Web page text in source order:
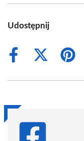
Udostępnij
Share
Share
(Twitter)
Share